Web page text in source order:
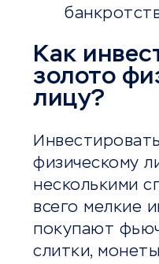
Как
золото
лицу?
физическому
несколькими
всего мелкие
покупают
слитки,